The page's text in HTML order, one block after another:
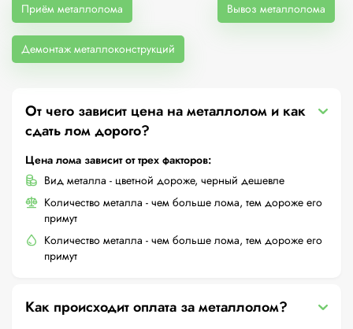
Приём металлолома Вывоз металлолома
Демонтаж металлоконструкций
От чего зависит цена на металлолом и как
сдать лом дорого?
Цена лома зависит от трех факторов:
Вид металла - цветной дороже, черный дешевле
Количество металла - чем больше лома, тем дороже его
примут
Количество металла - чем больше лома, тем дороже его
примут
Как происходит оплата за металлолом?